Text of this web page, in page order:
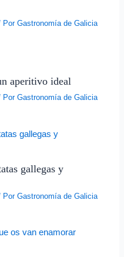
PorGastronomía de Galicia
aperitivo ideal
PorGastronomía de Galicia
gallegas y
PorGastronomía de Galicia